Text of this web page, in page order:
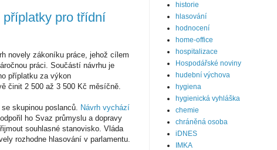
pro třídní
novely zákoníku práce, jehož cílem
práci. Součástí návrhu je
příplatku za výkon
činit 2 500 až 3 500 Kč měsíčně.
skupinou poslanců.
Návrh vychází
ho Svaz průmyslu a dopravy
souhlasné stanovisko. Vláda
rozhodne hlasování v parlamentu.
historie
hlasování
hodnocení
home-office
hospitalizace
Hospodářské noviny
hudební výchova
hygiena
hygienická vyhláška
chemie
chráněná osoba
iDNES
IMKA